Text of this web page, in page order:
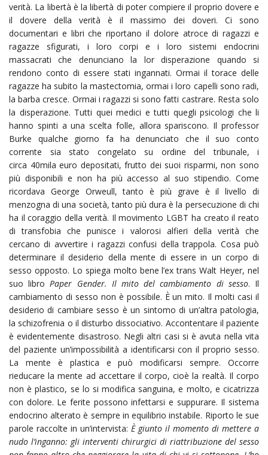
verità. La libertà è la libertà di poter compiere il proprio dovere e
il dovere della verità è il massimo dei doveri. Ci sono
documentari e libri che riportano il dolore atroce di ragazzi e
ragazze sfigurati, i loro corpi e i loro sistemi endocrini
massacrati che denunciano la lor disperazione quando si
rendono conto di essere stati ingannati. Ormai il torace delle
ragazze ha subito la mastectomia, ormai i loro capelli sono radi,
la barba cresce. Ormai i ragazzi si sono fatti castrare. Resta solo
la disperazione. Tutti quei medici e tutti quegli psicologi che li
hanno spinti a una scelta folle, allora spariscono. Il professor
Burke qualche giorno fa ha denunciato che il suo conto
corrente
sia stato congelato
su ordine del tribunale, i
circa 40mila euro depositati, frutto dei suoi risparmi, non sono
più disponibili e non ha più accesso al suo stipendio. Come
ricordava George Orweull, tanto è più grave è il livello di
menzogna di una società, tanto più dura è la persecuzione di chi
ha il coraggio della verità. Il movimento LGBT ha creato il reato
di transfobia che punisce i valorosi alfieri della verità che
cercano di avvertire i ragazzi confusi della trappola. Cosa può
determinare il desiderio della mente di essere in un corpo di
sesso opposto. Lo spiega molto bene l’ex trans Walt Heyer, nel
suo libro Paper Gender. Il mito del cambiamento di sesso. Il
cambiamento di sesso non è possibile. È un mito. Il molti casi il
desiderio di cambiare sesso è un sintomo di un’altra patologia,
la schizofrenia o il disturbo dissociativo. Accontentare il paziente
è evidentemente disastroso. Negli altri casi si è avuta nella vita
del paziente un’impossibilità a identificarsi con il proprio sesso.
La mente è plastica e può modificarsi sempre. Occorre
rieducare la mente ad accettare il corpo, cioè la realtà. Il corpo
non è plastico, se lo si modifica sanguina, e molto, e cicatrizza
con dolore. Le ferite possono infettarsi e suppurare. Il sistema
endocrino alterato è sempre in equilibrio instabile. Riporto le sue
parole raccolte in un’intervista: È giunto il momento di mettere a
nudo l’inganno: gli interventi chirurgici di riattribuzione del sesso